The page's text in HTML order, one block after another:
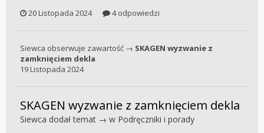
20 Listopada 2024
4 odpowiedzi
Siewca obserwuje zawartość → SKAGEN wyzwanie z
zamknięciem dekla
19 Listopada 2024
SKAGEN wyzwanie z zamknięciem dekla
Siewca dodał temat → w Podręczniki i porady